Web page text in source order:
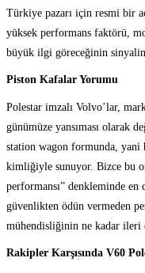
Türkiye pazarı için resmi bir
yüksek performans faktörü,
büyük ilgi göreceğinin
Piston Kafalar Yorumu
Polestar imzalı Volvo’lar,
günümüze yansıması olarak
station wagon formunda, yani
kimliğiyle sunuyor. Bizce bu
performansı” denkleminde
güvenlikten ödün vermeden
mühendisliğinin ne kadar ileri
Rakipler Karşısında V60